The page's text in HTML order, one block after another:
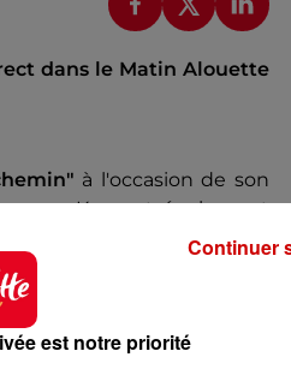
dans le Matin Alouette
à l'occasion de son
Kyo ont également
est notre priorité
Continuer